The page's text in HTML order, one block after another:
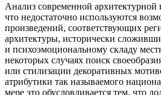
Анализ современной архитектурной
что недостаточно используются
произведений, соответствующих
архитектуры, исторически
и психоэмоциональному складу
некоторых случаях поиск
или стилизации декоративных
атрибутики так называемого
мере это обусловливается тем, что